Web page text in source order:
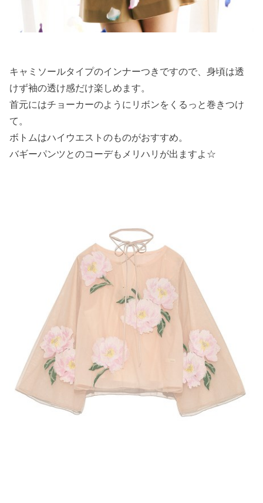
キャミソールタイプのインナーつきですので、身頃は透
けず袖の透け感だけ楽しめます。
首元にはチョーカーのようにリボンをくるっと巻きつけ
て。
ボトムはハイウエストのものがおすすめ。
バギーパンツとのコーデもメリハリが出ますよ☆